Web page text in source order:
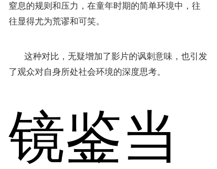
窒息的规则和压力，在童年时期的简单环境中，往
往显得尤为荒谬和可笑。
这种对比，无疑增加了影片的讽刺意味，也引发
了观众对自身所处社会环境的深度思考。
镜鉴当